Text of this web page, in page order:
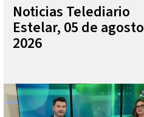
Noticias Telediario
Estelar, 05 de agosto
2026